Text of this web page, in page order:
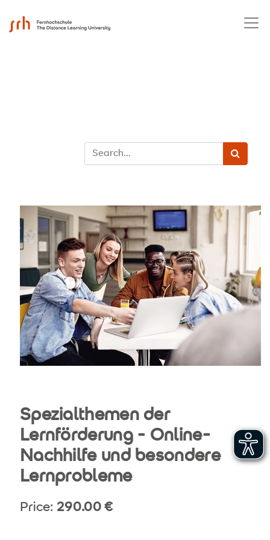
Spezialthemen der
Lernförderung - Online-
Nachhilfe und besondere
Lernprobleme
Price: 290.00€